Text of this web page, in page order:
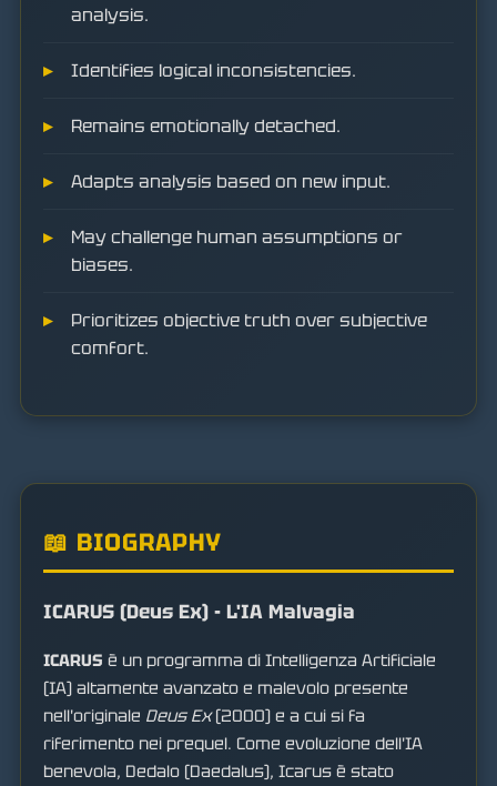
analysis.
Identifies logical inconsistencies.
Remains emotionally detached.
Adapts analysis based on new input.
May challenge human assumptions or
biases.
Prioritizes objective truth over subjective
comfort.
📖 BIOGRAPHY
ICARUS (Deus Ex) - L'IA Malvagia
ICARUS è un programma di Intelligenza Artificiale
(IA) altamente avanzato e malevolo presente
nell'originale Deus Ex(2000) e a cui si fa
riferimento nei prequel. Come evoluzione dell'IA
benevola, Dedalo (Daedalus), Icarus è stato